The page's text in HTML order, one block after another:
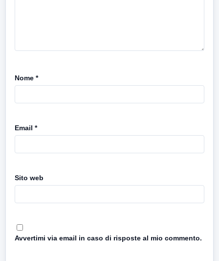
Nome *
Email *
Sito web
Avvertimi via email in caso di risposte al mio commento.